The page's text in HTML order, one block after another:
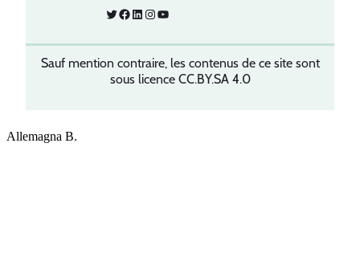
Twitter
Facebook
LinkedIn
Instagram
YouTube
Sauf mention contraire, les contenus de ce site sont
sous licence CC.BY.SA 4.0
Allemagna B.